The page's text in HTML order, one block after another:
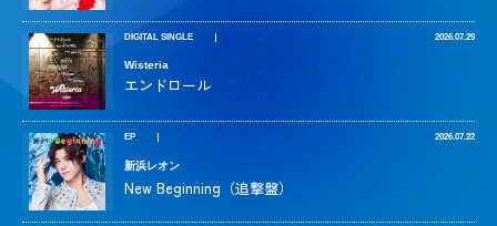
DIGITAL SINGLE 2026.07.29
Wisteria
エンドロール
EP 2026.07.22
新浜レオン
New Beginning（追撃盤）